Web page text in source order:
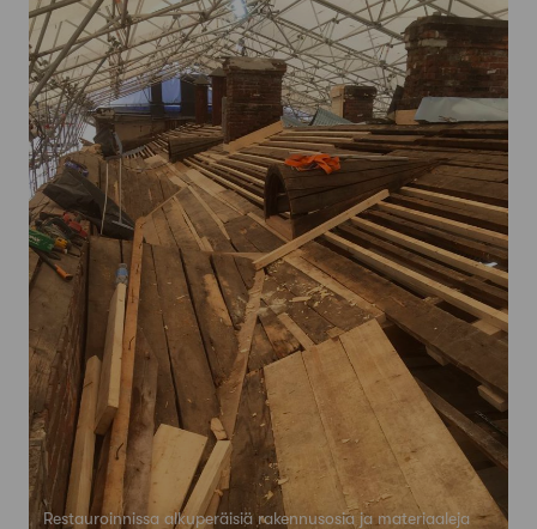
Restauroinnissa alkuperäisiä rakennusosia ja materiaaleja